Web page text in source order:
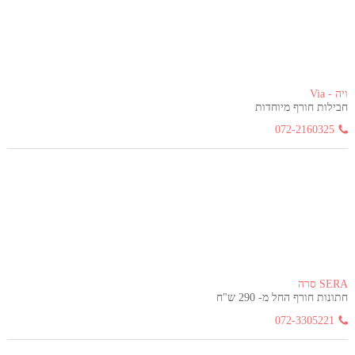
ויה - Via
חבילות חורף מיוחדות
072-2160325
SERA סרה
חתונות חורף החל מ- 290 ש"ח
072-3305221